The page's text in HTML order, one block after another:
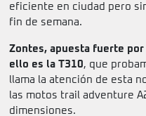
eficiente en ciudad pero
fin de semana.
Zontes, apuesta fuerte
ello es la T310, que
llama la atención de esta
las motos trail adventure
dimensiones.